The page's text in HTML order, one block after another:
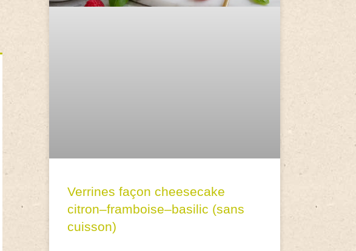
Verrines façon cheesecake
citron–framboise–basilic (sans
cuisson)